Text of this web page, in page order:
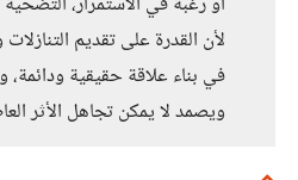
لأن القدرة على تقديم
في بناء علاقة حقيقية
ويصمد لا يمكن تجاهل الأثر